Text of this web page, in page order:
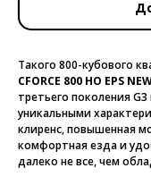
Такого 800-кубового
CFORCE 800 HO EPS
третьего поколения
уникальными
клиренс, повышенная
комфортная езда и
далеко не все, чем